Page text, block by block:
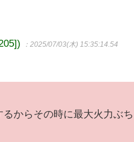
：2025/07/03(木) 15:35:14.54
からその時に最大火力ぶち